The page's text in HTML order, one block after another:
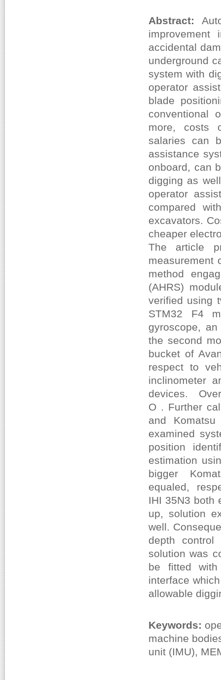
Abstract:
accidental
underground
system with
operator
blade
conventional
more, costs
salaries can
assistance
onboard, can
digging as
operator
compared
excavators.
cheaper
The article
measurement
method
(AHRS)
verified using
STM32 F4
gyroscope,
the second
bucket of
respect to
inclinometer
devices.
O . Further
and
examined
position
estimation
bigger
equaled,
IHI 35N3 both
up, solution
well.
depth control
solution was
be fitted with
interface
allowable
Keywords:
machine
unit (IMU),